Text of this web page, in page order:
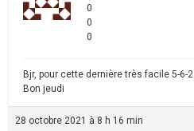
0
0
0
Bjr, pour cette dernière très facile 5-6-2
Bon jeudi
28 octobre 2021 à 8 h 16 min